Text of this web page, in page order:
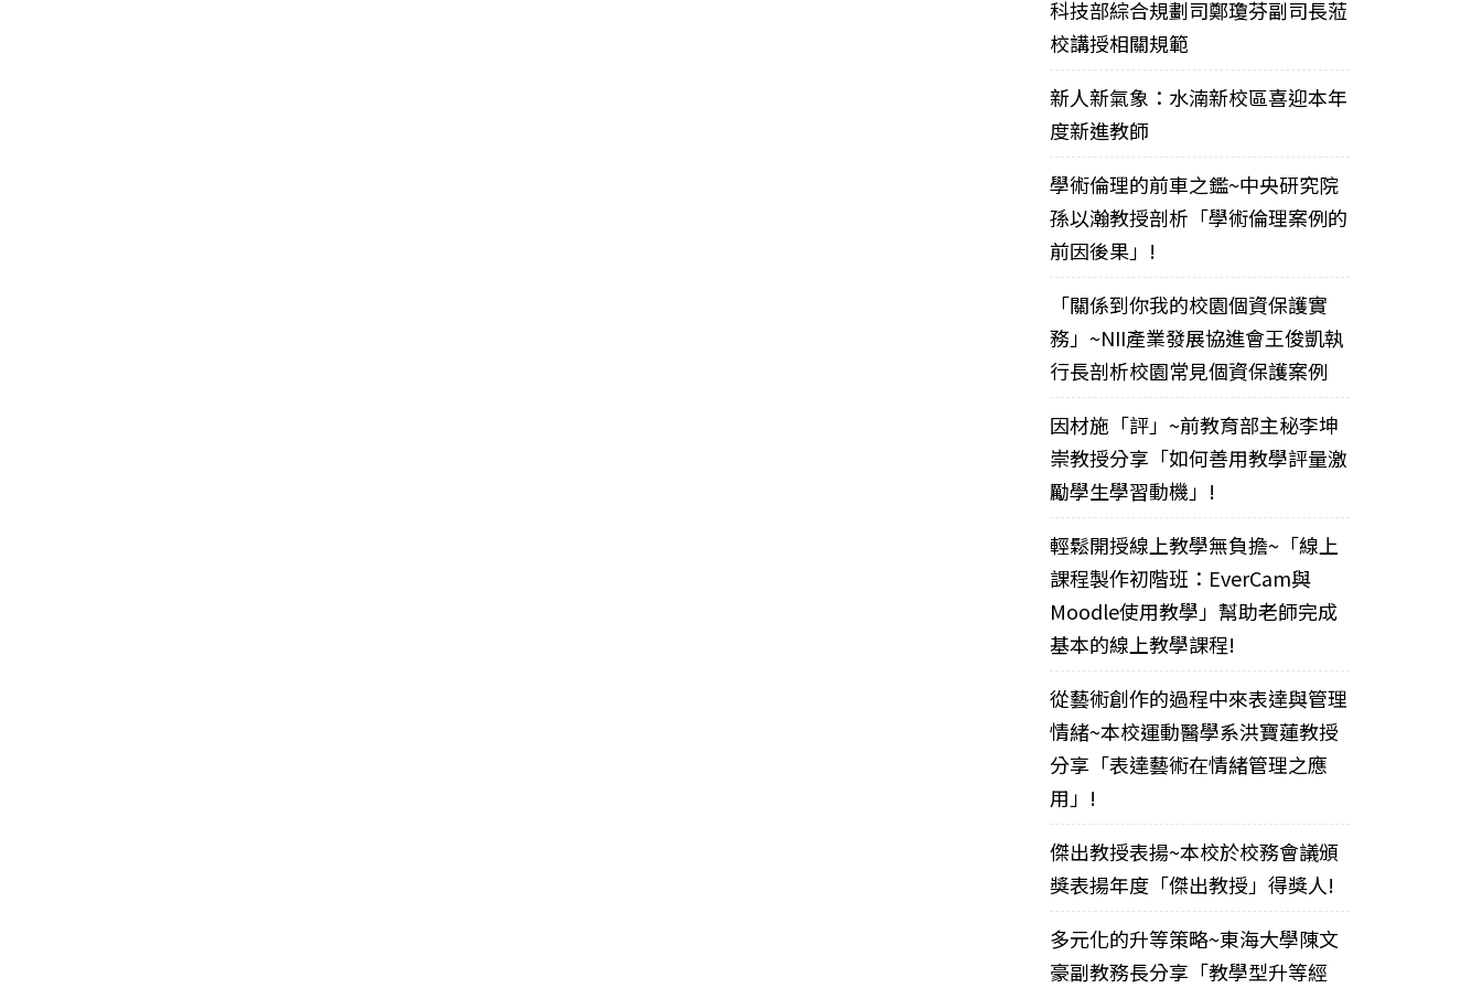
科技部綜合規劃司鄭瓊芬副司長蒞
校講授相關規範
新人新氣象：水湳新校區喜迎本年
度新進教師
學術倫理的前車之鑑~中央研究院
孫以瀚教授剖析「學術倫理案例的
前因後果」!
「關係到你我的校園個資保護實
務」~NII產業發展協進會王俊凱執
行長剖析校園常見個資保護案例
因材施「評」~前教育部主秘李坤
崇教授分享「如何善用教學評量激
勵學生學習動機」!
輕鬆開授線上教學無負擔~「線上
課程製作初階班：EverCam與
Moodle使用教學」幫助老師完成
基本的線上教學課程!
從藝術創作的過程中來表達與管理
情緒~本校運動醫學系洪寶蓮教授
分享「表達藝術在情緒管理之應
用」!
傑出教授表揚~本校於校務會議頒
獎表揚年度「傑出教授」得獎人!
多元化的升等策略~東海大學陳文
豪副教務長分享「教學型升等經